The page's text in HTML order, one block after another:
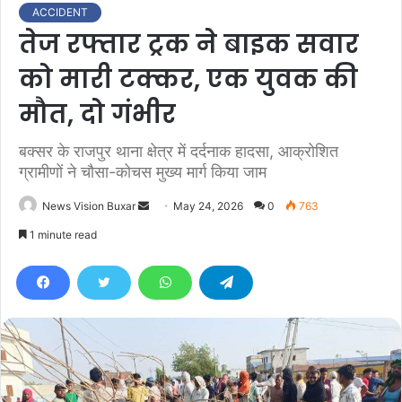
ACCIDENT
तेज रफ्तार ट्रक ने बाइक सवार
को मारी टक्कर, एक युवक की
मौत, दो गंभीर
बक्सर के राजपुर थाना क्षेत्र में दर्दनाक हादसा, आक्रोशित
ग्रामीणों ने चौसा-कोचस मुख्य मार्ग किया जाम
News Vision Buxar
d
m
a
May 24, 2026 0 763
1 minute read